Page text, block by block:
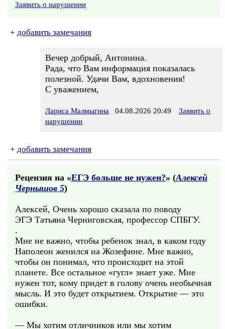
Заявить о нарушении
+ добавить замечания
Вечер добрый, Антонина.
Рада, что Вам информация показалась
полезной. Удачи Вам, вдохновения!
С уважением,
Лариса Малмыгина 04.08.2026 20:49
Заявить о
нарушении
+ добавить замечания
Рецензия на «ЕГЭ больше не нужен?» (Алексей
Чернышов 5)
Алексей, Очень хорошо сказала по поводу
ЭГЭ Татьяна Черниговская, профессор СПБГУ.
.
Мне не важно, чтобы ребенок знал, в каком году
Наполеон женился на Жозефине. Мне важно,
чтобы он понимал, что происходит на этой
планете. Все остальное «гугл» знает уже. Мне
нужен тот, кому придет в голову очень необычная
мысль. И это будет открытием. Открытие — это
ошибки.
— Мы хотим отличников или мы хотим